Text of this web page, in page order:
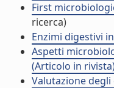
First
ricerca)
Enzimi digestivi
Aspetti
(Articolo in
Valutazione